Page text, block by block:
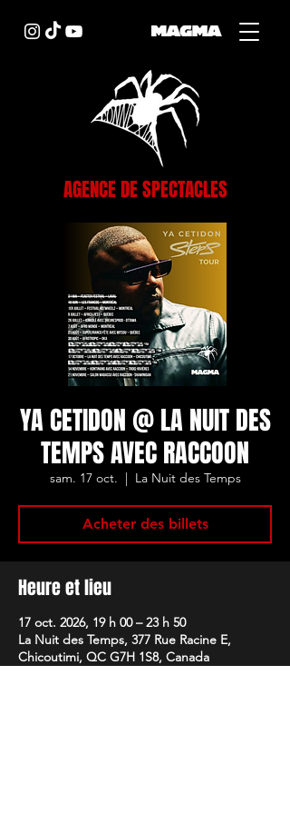
AGENCE DE SPECTACLES
YA CETIDON @ LA NUIT DES
TEMPS AVEC RACCOON
sam. 17 oct.
  |
La Nuit des Temps
Acheter des billets
Heure et lieu
17 oct. 2026, 19 h 00 – 23 h 50
La Nuit des Temps, 377 Rue Racine E,
Chicoutimi, QC G7H 1S8, Canada